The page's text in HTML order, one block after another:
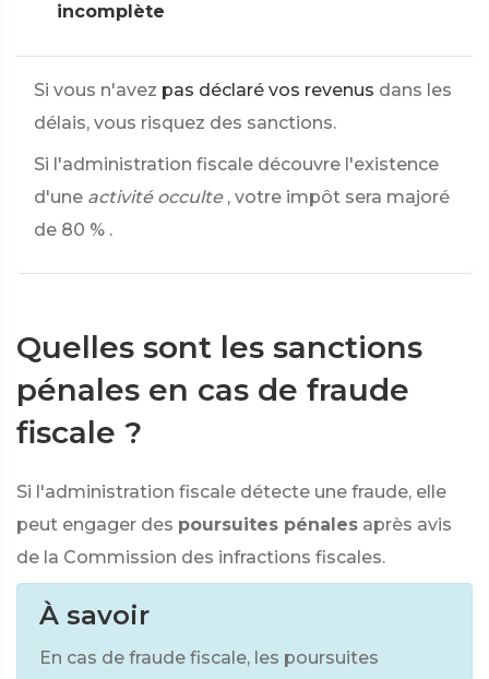
incomplète
Si vous n'avez pas déclaré vos revenus dans les
délais, vous risquez des sanctions.
Si l'administration fiscale découvre l'existence
d'une activité occulte , votre impôt sera majoré
de 80 % .
Quelles sont les sanctions
pénales en cas de fraude
fiscale ?
Si l'administration fiscale détecte une fraude, elle
peut engager des poursuites pénales après avis
de la Commission des infractions fiscales.
À savoir
En cas de fraude fiscale, les poursuites